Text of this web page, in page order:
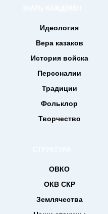
Идеология
Вера казаков
История войска
Персоналии
Традиции
Фольклор
Творчество
ОВКО
ОКВ СКР
Землячества